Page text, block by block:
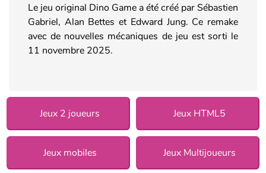
Le jeu original Dino Game a été créé par Sébastien
Gabriel, Alan Bettes et Edward Jung. Ce remake
avec de nouvelles mécaniques de jeu est sorti le
11 novembre 2025.
Jeux 2 joueurs Jeux HTML5
Jeux mobiles Jeux Multijoueurs